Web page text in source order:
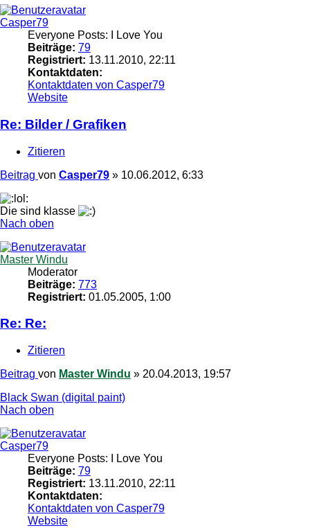
Casper79
Everyone Posts: I Love You
Beiträge: 79
Registriert: 13.11.2010, 22:11
Kontaktdaten:
Kontaktdaten von Casper79
Website
Re: Bilder / Grafiken
Zitieren
Beitrag von Casper79 » 10.06.2012, 6:33
Die sind klasse
Nach oben
Master Windu
Moderator
Beiträge: 773
Registriert: 01.05.2005, 1:00
Re: Re:
Zitieren
Beitrag von Master Windu » 20.04.2013, 19:57
Black Swan (digital paint)
Nach oben
Casper79
Everyone Posts: I Love You
Beiträge: 79
Registriert: 13.11.2010, 22:11
Kontaktdaten:
Kontaktdaten von Casper79
Website